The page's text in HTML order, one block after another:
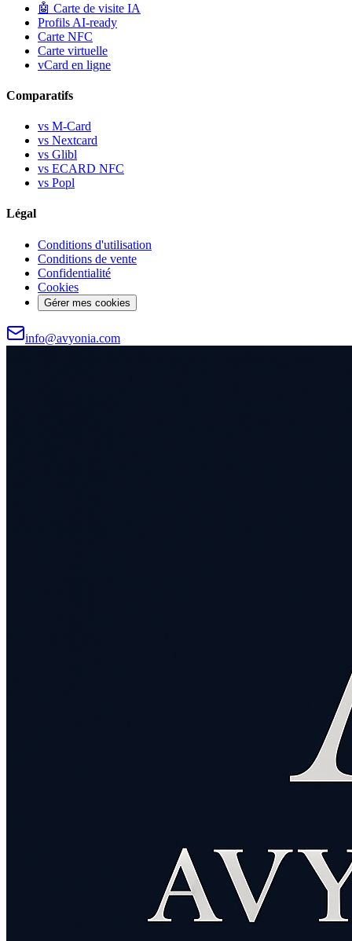
🤖 Carte de visite IA
Profils AI-ready
Carte NFC
Carte virtuelle
vCard en ligne
Comparatifs
vs M-Card
vs Nextcard
vs Glibl
vs ECARD NFC
vs Popl
Légal
Conditions d'utilisation
Conditions de vente
Confidentialité
Cookies
Gérer mes cookies
info@avyonia.com